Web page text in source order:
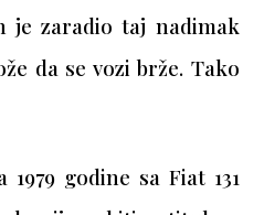
je zaradio taj nadimak
da se vozi brže. Tako
godine sa Fiat 131